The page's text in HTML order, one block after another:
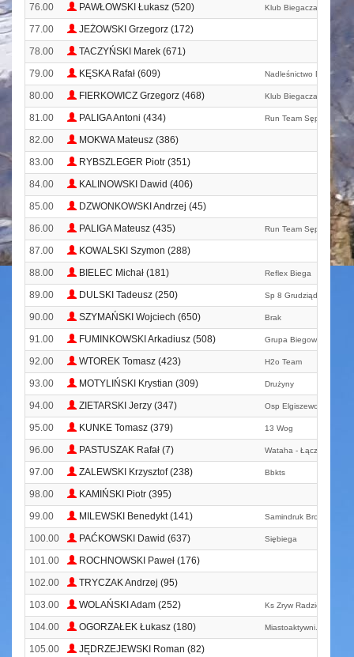
76.00 PAWŁOWSKI Łukasz (520) Klub Biegacza T24
77.00
JEŻOWSKI Grzegorz (172)
78.00
TACZYŃSKI Marek (671)
79.00
KĘSKA Rafał (609) Nadleśnictwo Dąbrowa
80.00 FIERKOWICZ Grzegorz (468) Klub Biegacza T24
81.00 PALIGA Antoni (434) Run Team Sępólno
82.00
MOKWA Mateusz (386)
83.00
RYBSZLEGER Piotr (351)
84.00
KALINOWSKI Dawid (406)
85.00
DZWONKOWSKI Andrzej (45)
86.00
PALIGA Mateusz (435) Run Team Sępólno
87.00
KOWALSKI Szymon (288)
88.00
BIELEC Michał (181) Reflex Biega
89.00 DULSKI Tadeusz (250) Sp 8 Grudziądz
90.00 SZYMAŃSKI Wojciech (650) Brak
91.00 FUMINKOWSKI Arkadiusz (508) Grupa Biegowa
92.00 WTOREK Tomasz (423) H2o Team
93.00 MOTYLIŃSKI Krystian (309) Drużyny
94.00 ZIETARSKI Jerzy (347) Osp Elgiszewo
95.00 KUNKE Tomasz (379) 13 Wog
96.00 PASTUSZAK Rafał (7) Wataha - Łączy Nas
97.00 ZALEWSKI Krzysztof (238) Bbkts
98.00
KAMIŃSKI Piotr (395)
99.00
MILEWSKI Benedykt (141) Samindruk Brodnica
100.00 PAĆKOWSKI Dawid (637) Siębiega
101.00
ROCHNOWSKI Paweł (176)
102.00
TRYCZAK Andrzej (95)
103.00
WOLAŃSKI Adam (252) Ks Zryw Radziejów
104.00 OGORZAŁEK Łukasz (180) Miastoaktywni. Pl
105.00
JĘDRZEJEWSKI Roman (82)